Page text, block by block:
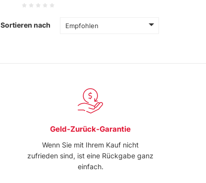
Sortieren nach Empfohlen
Geld-Zurück-Garantie
Wenn Sie mit Ihrem Kauf nicht
zufrieden sind, ist eine Rückgabe ganz
einfach.